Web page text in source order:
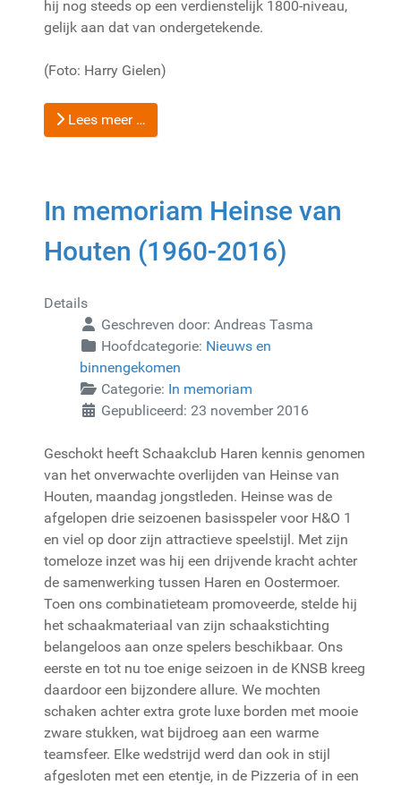
hij nog steeds op een verdienstelijk 1800-niveau,
gelijk aan dat van ondergetekende.
(Foto: Harry Gielen)
Lees meer …
In memoriam Heinse van
Houten (1960-2016)
Details
Geschreven door: Andreas Tasma
Hoofdcategorie: Nieuws en
binnengekomen
Categorie: In memoriam
Gepubliceerd: 23 november 2016
Geschokt heeft Schaakclub Haren kennis genomen
van het onverwachte overlijden van Heinse van
Houten, maandag jongstleden. Heinse was de
afgelopen drie seizoenen basisspeler voor H&O 1
en viel op door zijn attractieve speelstijl. Met zijn
tomeloze inzet was hij een drijvende kracht achter
de samenwerking tussen Haren en Oostermoer.
Toen ons combinatieteam promoveerde, stelde hij
het schaakmateriaal van zijn schaakstichting
belangeloos aan onze spelers beschikbaar. Ons
eerste en tot nu toe enige seizoen in de KNSB kreeg
daardoor een bijzondere allure. We mochten
schaken achter extra grote luxe borden met mooie
zware stukken, wat bijdroeg aan een warme
teamsfeer. Elke wedstrijd werd dan ook in stijl
afgesloten met een etentje, in de Pizzeria of in een